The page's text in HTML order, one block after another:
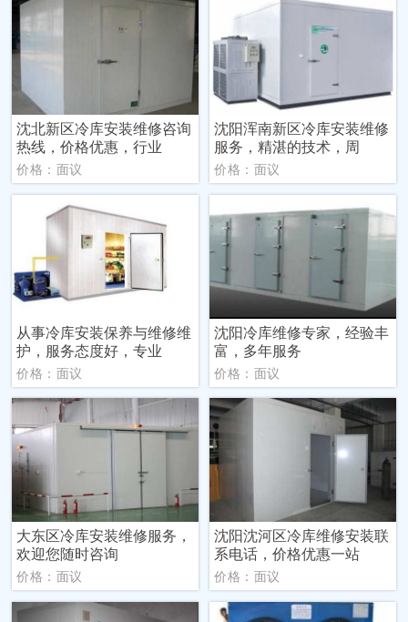
沈北新区冷库安装维修咨询
热线，价格优惠，行业
价格：面议
沈阳浑南新区冷库安装维修
服务，精湛的技术，周
价格：面议
从事冷库安装保养与维修维
护，服务态度好，专业
价格：面议
沈阳冷库维修专家，经验丰
富，多年服务
价格：面议
大东区冷库安装维修服务，
欢迎您随时咨询
价格：面议
沈阳沈河区冷库维修安装联
系电话，价格优惠一站
价格：面议